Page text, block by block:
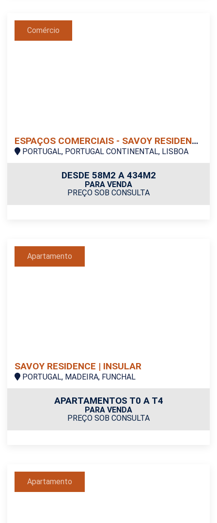
Comércio
ESPAÇOS COMERCIAIS - SAVOY RESIDENCE | D'ÁVILA
PORTUGAL, PORTUGAL CONTINENTAL, LISBOA
DESDE 58M2 A 434M2
PARA VENDA
PREÇO SOB CONSULTA
Apartamento
SAVOY RESIDENCE | INSULAR
PORTUGAL, MADEIRA, FUNCHAL
APARTAMENTOS T0 A T4
PARA VENDA
PREÇO SOB CONSULTA
Apartamento